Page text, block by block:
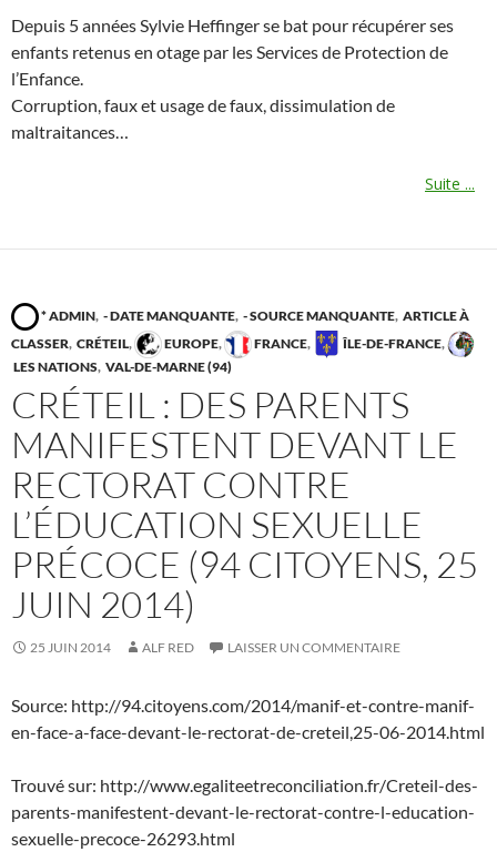
Depuis 5 années Sylvie Heffinger se bat pour récupérer ses
enfants retenus en otage par les Services de Protection de
l’Enfance.
Corruption, faux et usage de faux, dissimulation de
maltraitances…
Suite ...
* ADMIN, - DATE MANQUANTE, - SOURCE MANQUANTE, ARTICLE À
CLASSER, CRÉTEIL, EUROPE, FRANCE, ÎLE-DE-FRANCE,
LES NATIONS, VAL-DE-MARNE (94)
CRÉTEIL : DES PARENTS
MANIFESTENT DEVANT LE
RECTORAT CONTRE
L’ÉDUCATION SEXUELLE
PRÉCOCE (94 CITOYENS, 25
JUIN 2014)
25 JUIN 2014 ALF RED LAISSER UN COMMENTAIRE
Source: http://94.citoyens.com/2014/manif-et-contre-manif-
en-face-a-face-devant-le-rectorat-de-creteil,25-06-2014.html
Trouvé sur: http://www.egaliteetreconciliation.fr/Creteil-des-
parents-manifestent-devant-le-rectorat-contre-l-education-
sexuelle-precoce-26293.html